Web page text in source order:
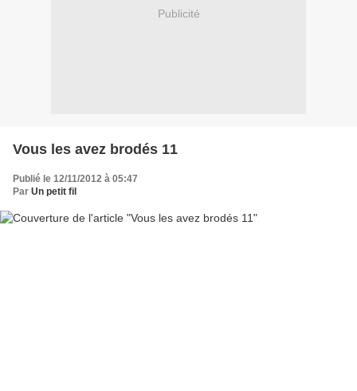
Publicité
Vous les avez brodés 11
Publié le 12/11/2012 à 05:47
Par Un petit fil